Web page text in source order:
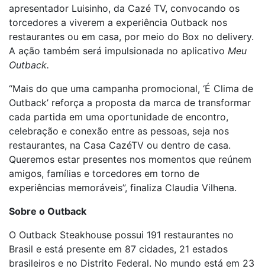
apresentador Luisinho, da Cazé TV, convocando os
torcedores a viverem a experiência Outback nos
restaurantes ou em casa, por meio do Box no delivery.
A ação também será impulsionada no aplicativo Meu
Outback.
“Mais do que uma campanha promocional, ‘É Clima de
Outback’ reforça a proposta da marca de transformar
cada partida em uma oportunidade de encontro,
celebração e conexão entre as pessoas, seja nos
restaurantes, na Casa CazéTV ou dentro de casa.
Queremos estar presentes nos momentos que reúnem
amigos, famílias e torcedores em torno de
experiências memoráveis”, finaliza Claudia Vilhena.
Sobre o Outback
O Outback Steakhouse possui 191 restaurantes no
Brasil e está presente em 87 cidades, 21 estados
brasileiros e no Distrito Federal. No mundo está em 23